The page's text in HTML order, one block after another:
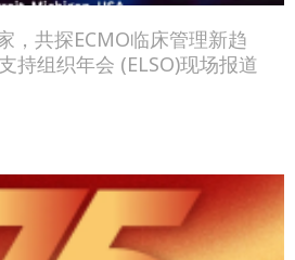
，共探ECMO临床管理新趋
持组织年会 (ELSO)现场报道